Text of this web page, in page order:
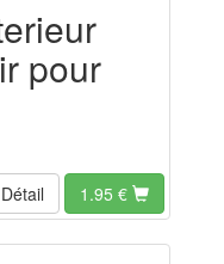
pour
1.95 €